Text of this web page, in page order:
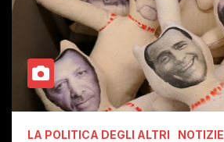
LA POLITICA DEGLI ALTRI NOTIZIE